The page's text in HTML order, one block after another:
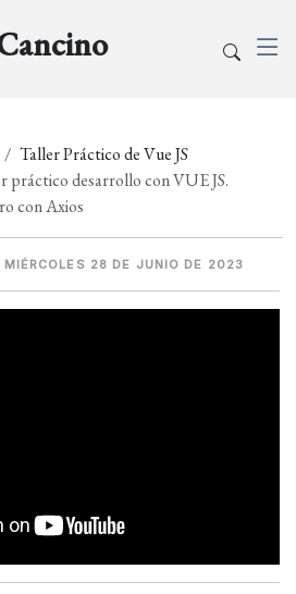
Taller Práctico de Vue JS
desarrollo con VUE JS.
con Axios
MIÉRCOLES 28 DE JUNIO DE 2023